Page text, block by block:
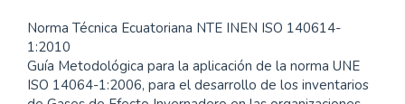
Norma Técnica Ecuatoriana NTE INEN ISO 140614-
1:2010
Guía Metodológica para la aplicación de la norma UNE
ISO 14064-1:2006, para el desarrollo de los inventarios